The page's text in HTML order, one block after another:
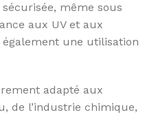
même sous
aux UV et aux
une utilisation
adapté aux
de l’industrie chimique,